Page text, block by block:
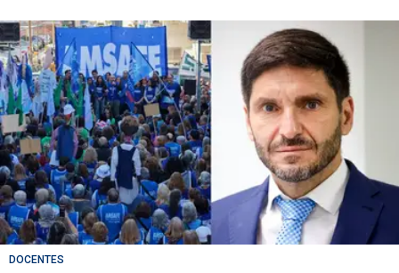
DOCENTES